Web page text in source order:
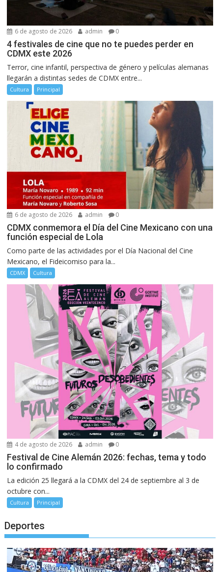
6 de agosto de 2026 admin 0
4 festivales de cine que no te puedes perder en
CDMX este 2026
Terror, cine infantil, perspectiva de género y películas alemanas
llegarán a distintas sedes de CDMX entre...
Cultura Principal
6 de agosto de 2026 admin 0
CDMX conmemora el Día del Cine Mexicano con una
función especial de Lola
Como parte de las actividades por el Día Nacional del Cine
Mexicano, el Fideicomiso para la...
CDMX Cultura
4 de agosto de 2026 admin 0
Festival de Cine Alemán 2026: fechas, tema y todo
lo confirmado
La edición 25 llegará a la CDMX del 24 de septiembre al 3 de
octubre con...
Cultura Principal
Deportes